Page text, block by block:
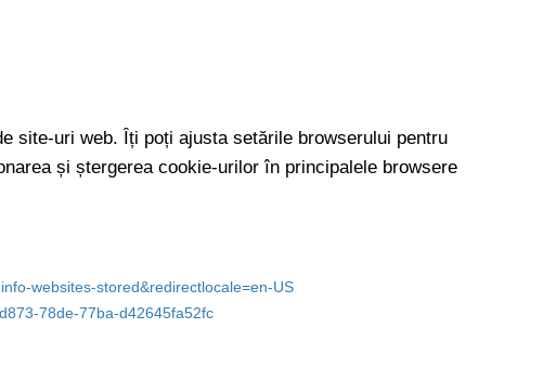
site-uri web. Îți poți ajusta setările browserului pentru
și ștergerea cookie-urilor în principalele browsere
websites-stored&redirectlocale=en-US
78de-77ba-d42645fa52fc